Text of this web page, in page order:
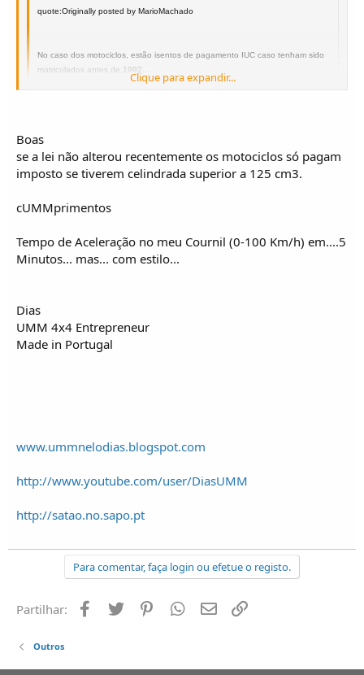
quote:Originally posted by MarioMachado
No caso dos motociclos, estão isentos de pagamento IUC caso tenham sido
matriculados antes de 1992...
Verdade, agora tenha a mota a idade que tiver paga sempre, paguei este mês
107 da minha e já tem 10 anos. Veículo de luxo, dizem eles
Clique para expandir...
Boas
se a lei não alterou recentemente os motociclos só pagam
imposto se tiverem celindrada superior a 125 cm3.
cUMMprimentos
Tempo de Aceleração no meu Cournil (0-100 Km/h) em....5
Minutos... mas... com estilo...
Dias
UMM 4x4 Entrepreneur
Made in Portugal
www.ummnelodias.blogspot.com
http://www.youtube.com/user/DiasUMM
http://satao.no.sapo.pt
Para comentar, faça login ou efetue o registo.
Partilhar: Facebook
Twitter PinterestWhatsapp
Email
Outros